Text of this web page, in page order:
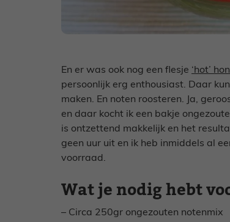
En er was ook nog een flesje ‘hot’
persoonlijk erg enthousiast. Daar
maken. En noten roosteren. Ja,
en daar kocht ik een bakje
is ontzettend makkelijk en het
geen uur uit en ik heb inmiddels al
voorraad.
Wat je nodig hebt
– Circa 250gr ongezouten notenmix